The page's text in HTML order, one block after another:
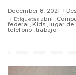
December 8, 2021
Etiquetas abril
federal Kids lugar de
teléfono trabajo